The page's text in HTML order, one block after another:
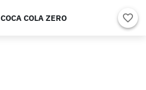
COCA COLA ZERO